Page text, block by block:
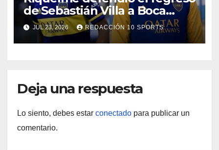
de Sebastián Villa a Boca
Juniors
JUL 23, 2026 REDACCIÓN 10 SPORTS
Deja una respuesta
Lo siento, debes estar conectado para publicar un
comentario.